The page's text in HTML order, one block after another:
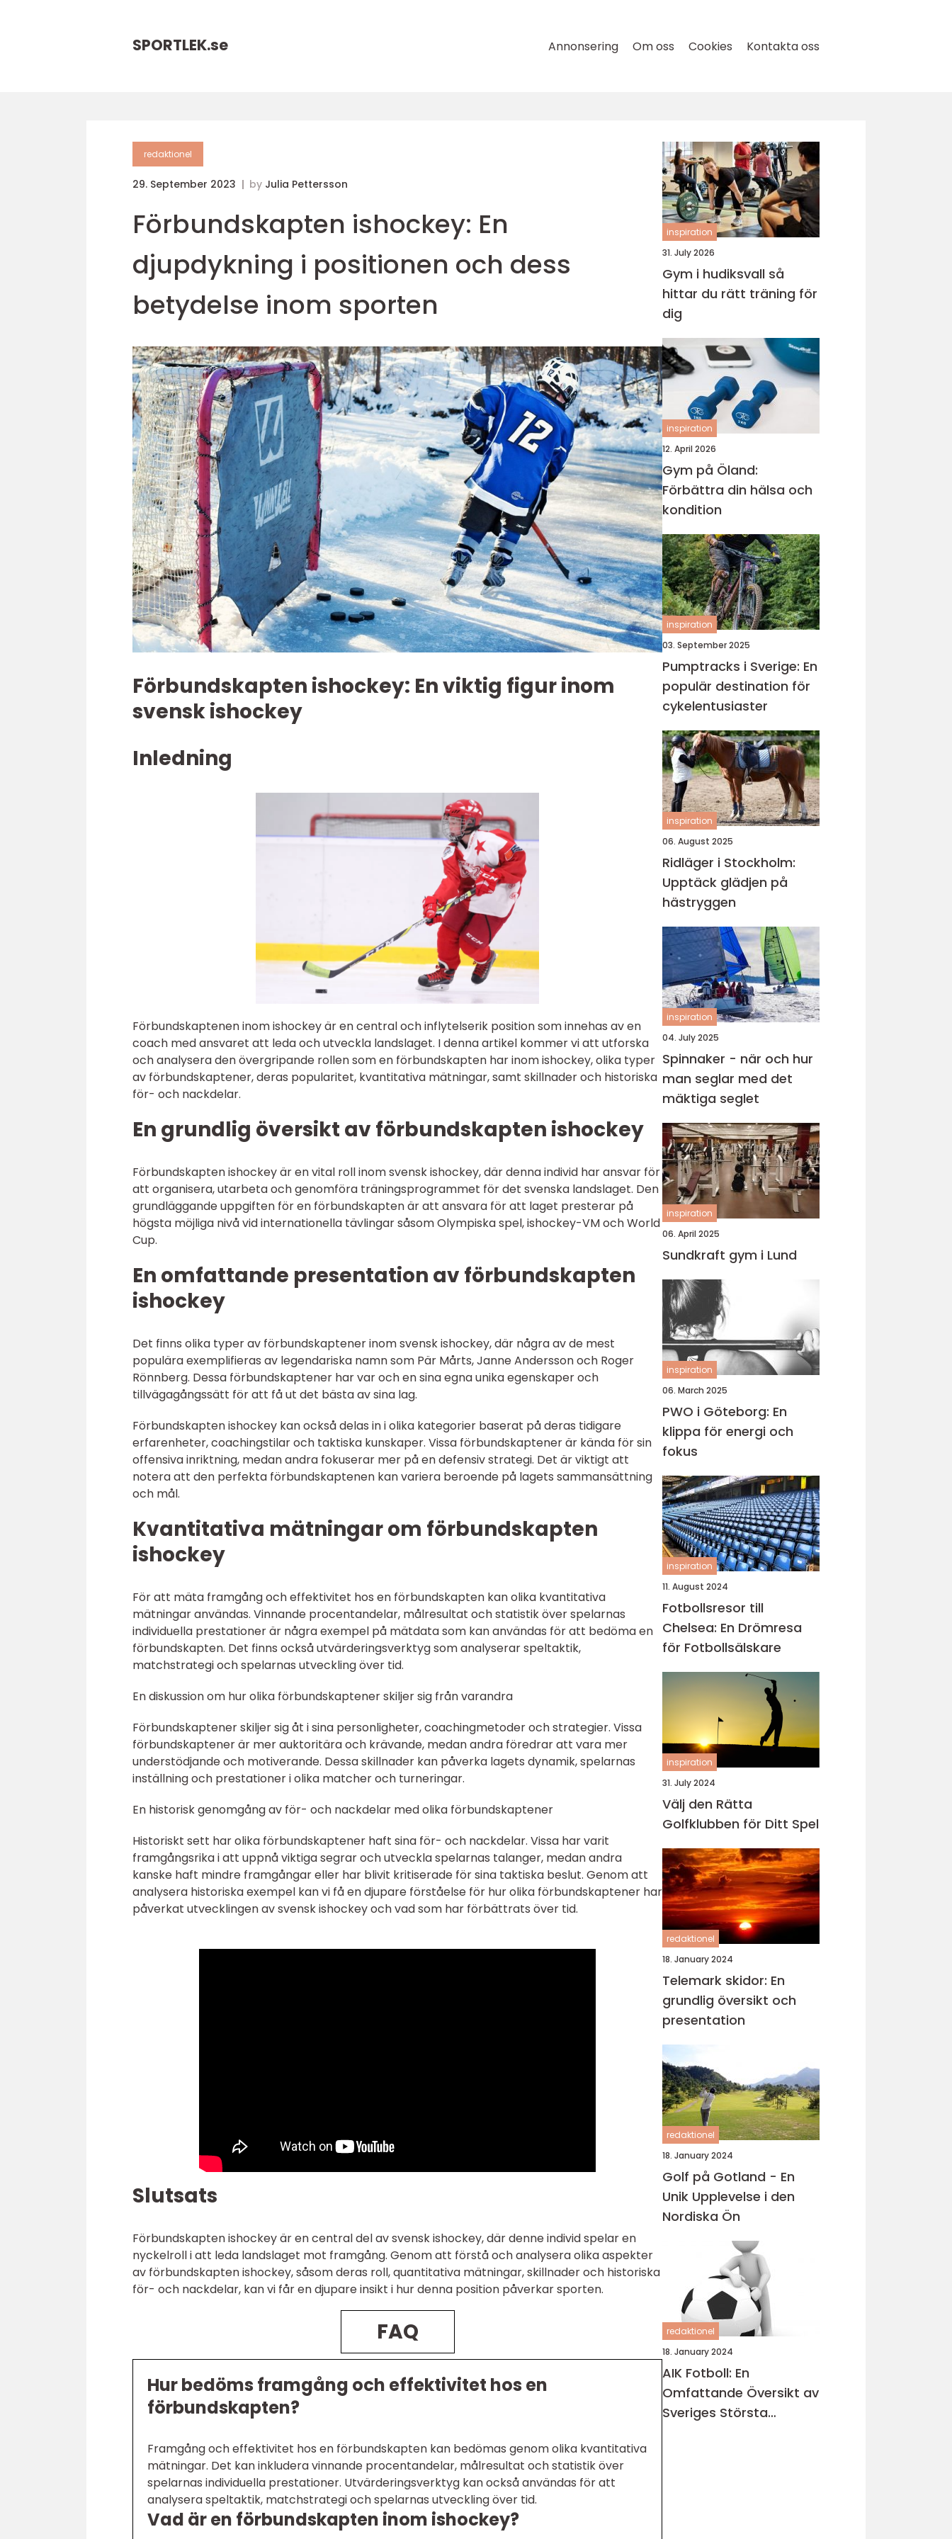
SPORTLEK.se Annonsering Om oss Cookies Kontakta oss
redaktionel
29. September 2023 by Julia Pettersson
Förbundskapten ishockey: En
djupdykning i positionen och dess
betydelse inom sporten
Förbundskapten ishockey: En viktig figur inom
svensk ishockey
Inledning
Förbundskaptenen inom ishockey är en central och inflytelserik position som innehas av en
coach med ansvaret att leda och utveckla landslaget. I denna artikel kommer vi att utforska
och analysera den övergripande rollen som en förbundskapten har inom ishockey, olika typer
av förbundskaptener, deras popularitet, kvantitativa mätningar, samt skillnader och historiska
för- och nackdelar.
En grundlig översikt av förbundskapten ishockey
Förbundskapten ishockey är en vital roll inom svensk ishockey, där denna individ har ansvar för
att organisera, utarbeta och genomföra träningsprogrammet för det svenska landslaget. Den
grundläggande uppgiften för en förbundskapten är att ansvara för att laget presterar på
högsta möjliga nivå vid internationella tävlingar såsom Olympiska spel, ishockey-VM och World
Cup.
En omfattande presentation av förbundskapten
ishockey
Det finns olika typer av förbundskaptener inom svensk ishockey, där några av de mest
populära exemplifieras av legendariska namn som Pär Mårts, Janne Andersson och Roger
Rönnberg. Dessa förbundskaptener har var och en sina egna unika egenskaper och
tillvägagångssätt för att få ut det bästa av sina lag.
Förbundskapten ishockey kan också delas in i olika kategorier baserat på deras tidigare
erfarenheter, coachingstilar och taktiska kunskaper. Vissa förbundskaptener är kända för sin
offensiva inriktning, medan andra fokuserar mer på en defensiv strategi. Det är viktigt att
notera att den perfekta förbundskaptenen kan variera beroende på lagets sammansättning
och mål.
Kvantitativa mätningar om förbundskapten
ishockey
För att mäta framgång och effektivitet hos en förbundskapten kan olika kvantitativa
mätningar användas. Vinnande procentandelar, målresultat och statistik över spelarnas
individuella prestationer är några exempel på mätdata som kan användas för att bedöma en
förbundskapten. Det finns också utvärderingsverktyg som analyserar speltaktik,
matchstrategi och spelarnas utveckling över tid.
En diskussion om hur olika förbundskaptener skiljer sig från varandra
Förbundskaptener skiljer sig åt i sina personligheter, coachingmetoder och strategier. Vissa
förbundskaptener är mer auktoritära och krävande, medan andra föredrar att vara mer
understödjande och motiverande. Dessa skillnader kan påverka lagets dynamik, spelarnas
inställning och prestationer i olika matcher och turneringar.
En historisk genomgång av för- och nackdelar med olika förbundskaptener
Historiskt sett har olika förbundskaptener haft sina för- och nackdelar. Vissa har varit
framgångsrika i att uppnå viktiga segrar och utveckla spelarnas talanger, medan andra
kanske haft mindre framgångar eller har blivit kritiserade för sina taktiska beslut. Genom att
analysera historiska exempel kan vi få en djupare förståelse för hur olika förbundskaptener har
påverkat utvecklingen av svensk ishockey och vad som har förbättrats över tid.
Slutsats
Förbundskapten ishockey är en central del av svensk ishockey, där denne individ spelar en
nyckelroll i att leda landslaget mot framgång. Genom att förstå och analysera olika aspekter
av förbundskapten ishockey, såsom deras roll, quantitativa mätningar, skillnader och historiska
för- och nackdelar, kan vi får en djupare insikt i hur denna position påverkar sporten.
FAQ
Hur bedöms framgång och effektivitet hos en
förbundskapten?
Framgång och effektivitet hos en förbundskapten kan bedömas genom olika kvantitativa
mätningar. Det kan inkludera vinnande procentandelar, målresultat och statistik över
spelarnas individuella prestationer. Utvärderingsverktyg kan också användas för att
analysera speltaktik, matchstrategi och spelarnas utveckling över tid.
Vad är en förbundskapten inom ishockey?
inspiration
31. July 2026
Gym i hudiksvall så
hittar du rätt träning för
dig
inspiration
12. April 2026
Gym på Öland:
Förbättra din hälsa och
kondition
inspiration
03. September 2025
Pumptracks i Sverige: En
populär destination för
cykelentusiaster
inspiration
06. August 2025
Ridläger i Stockholm:
Upptäck glädjen på
hästryggen
inspiration
04. July 2025
Spinnaker - när och hur
man seglar med det
mäktiga seglet
inspiration
06. April 2025
Sundkraft gym i Lund
inspiration
06. March 2025
PWO i Göteborg: En
klippa för energi och
fokus
inspiration
11. August 2024
Fotbollsresor till
Chelsea: En Drömresa
för Fotbollsälskare
inspiration
31. July 2024
Välj den Rätta
Golfklubben för Ditt Spel
redaktionel
18. January 2024
Telemark skidor: En
grundlig översikt och
presentation
redaktionel
18. January 2024
Golf på Gotland - En
Unik Upplevelse i den
Nordiska Ön
redaktionel
18. January 2024
AIK Fotboll: En
Omfattande Översikt av
Sveriges Största